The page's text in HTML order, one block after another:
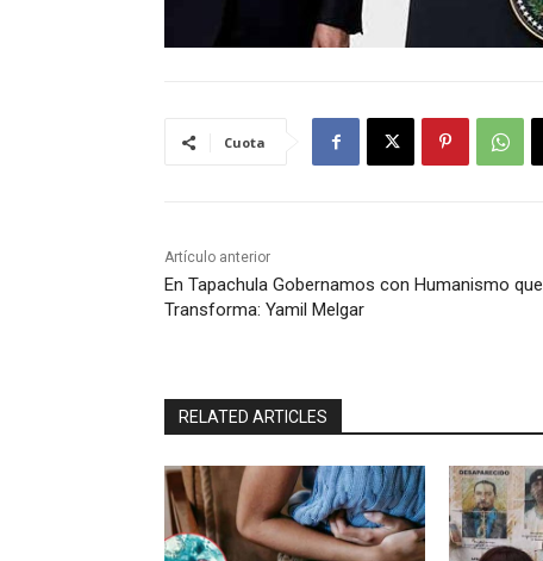
Cuota
Artículo anterior
En Tapachula Gobernamos con Humanismo que
Transforma: Yamil Melgar
RELATED ARTICLES